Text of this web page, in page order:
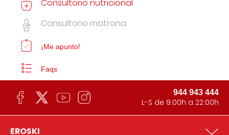
Consultorio nutricional
Consultorio matrona
¡Me apunto!
Faqs
944 943 444
L-S de 9:00h a 22:00h
EROSKI